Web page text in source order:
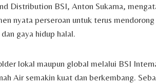
Distribution BSI, Anton Sukarna,
nyata perseroan untuk terus mendorong
gaya hidup halal.
lokal maupun global melalui BSI
Air semakin kuat dan berkembang.